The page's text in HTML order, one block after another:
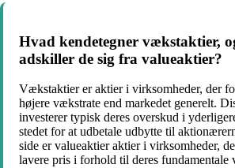
Hvad kendetegner vækstaktier,
adskiller de sig fra valueaktier?
Vækstaktier er aktier i virksomheder, der
højere vækstrate end markedet generelt.
investerer typisk deres overskud i
stedet for at udbetale udbytte til
side er valueaktier aktier i virksomheder,
lavere pris i forhold til deres